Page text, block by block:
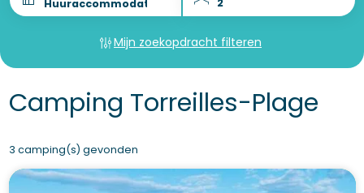
Mijn zoekopdracht filteren
Camping Torreilles-Plage
3 camping(s) gevonden